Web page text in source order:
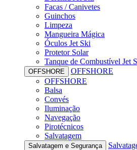
Facas / Canivetes
Guinchos
Limpeza
Mangueira Mágica
Óculos Jet Ski
Protetor Solar
Tanque de Combustível Jet
OFFSHORE
OFFSHORE
OFFSHORE
Balsa
Convés
Iluminação
Navegação
Pirotécnicos
Salvatagem
Salvatagem e Segurança